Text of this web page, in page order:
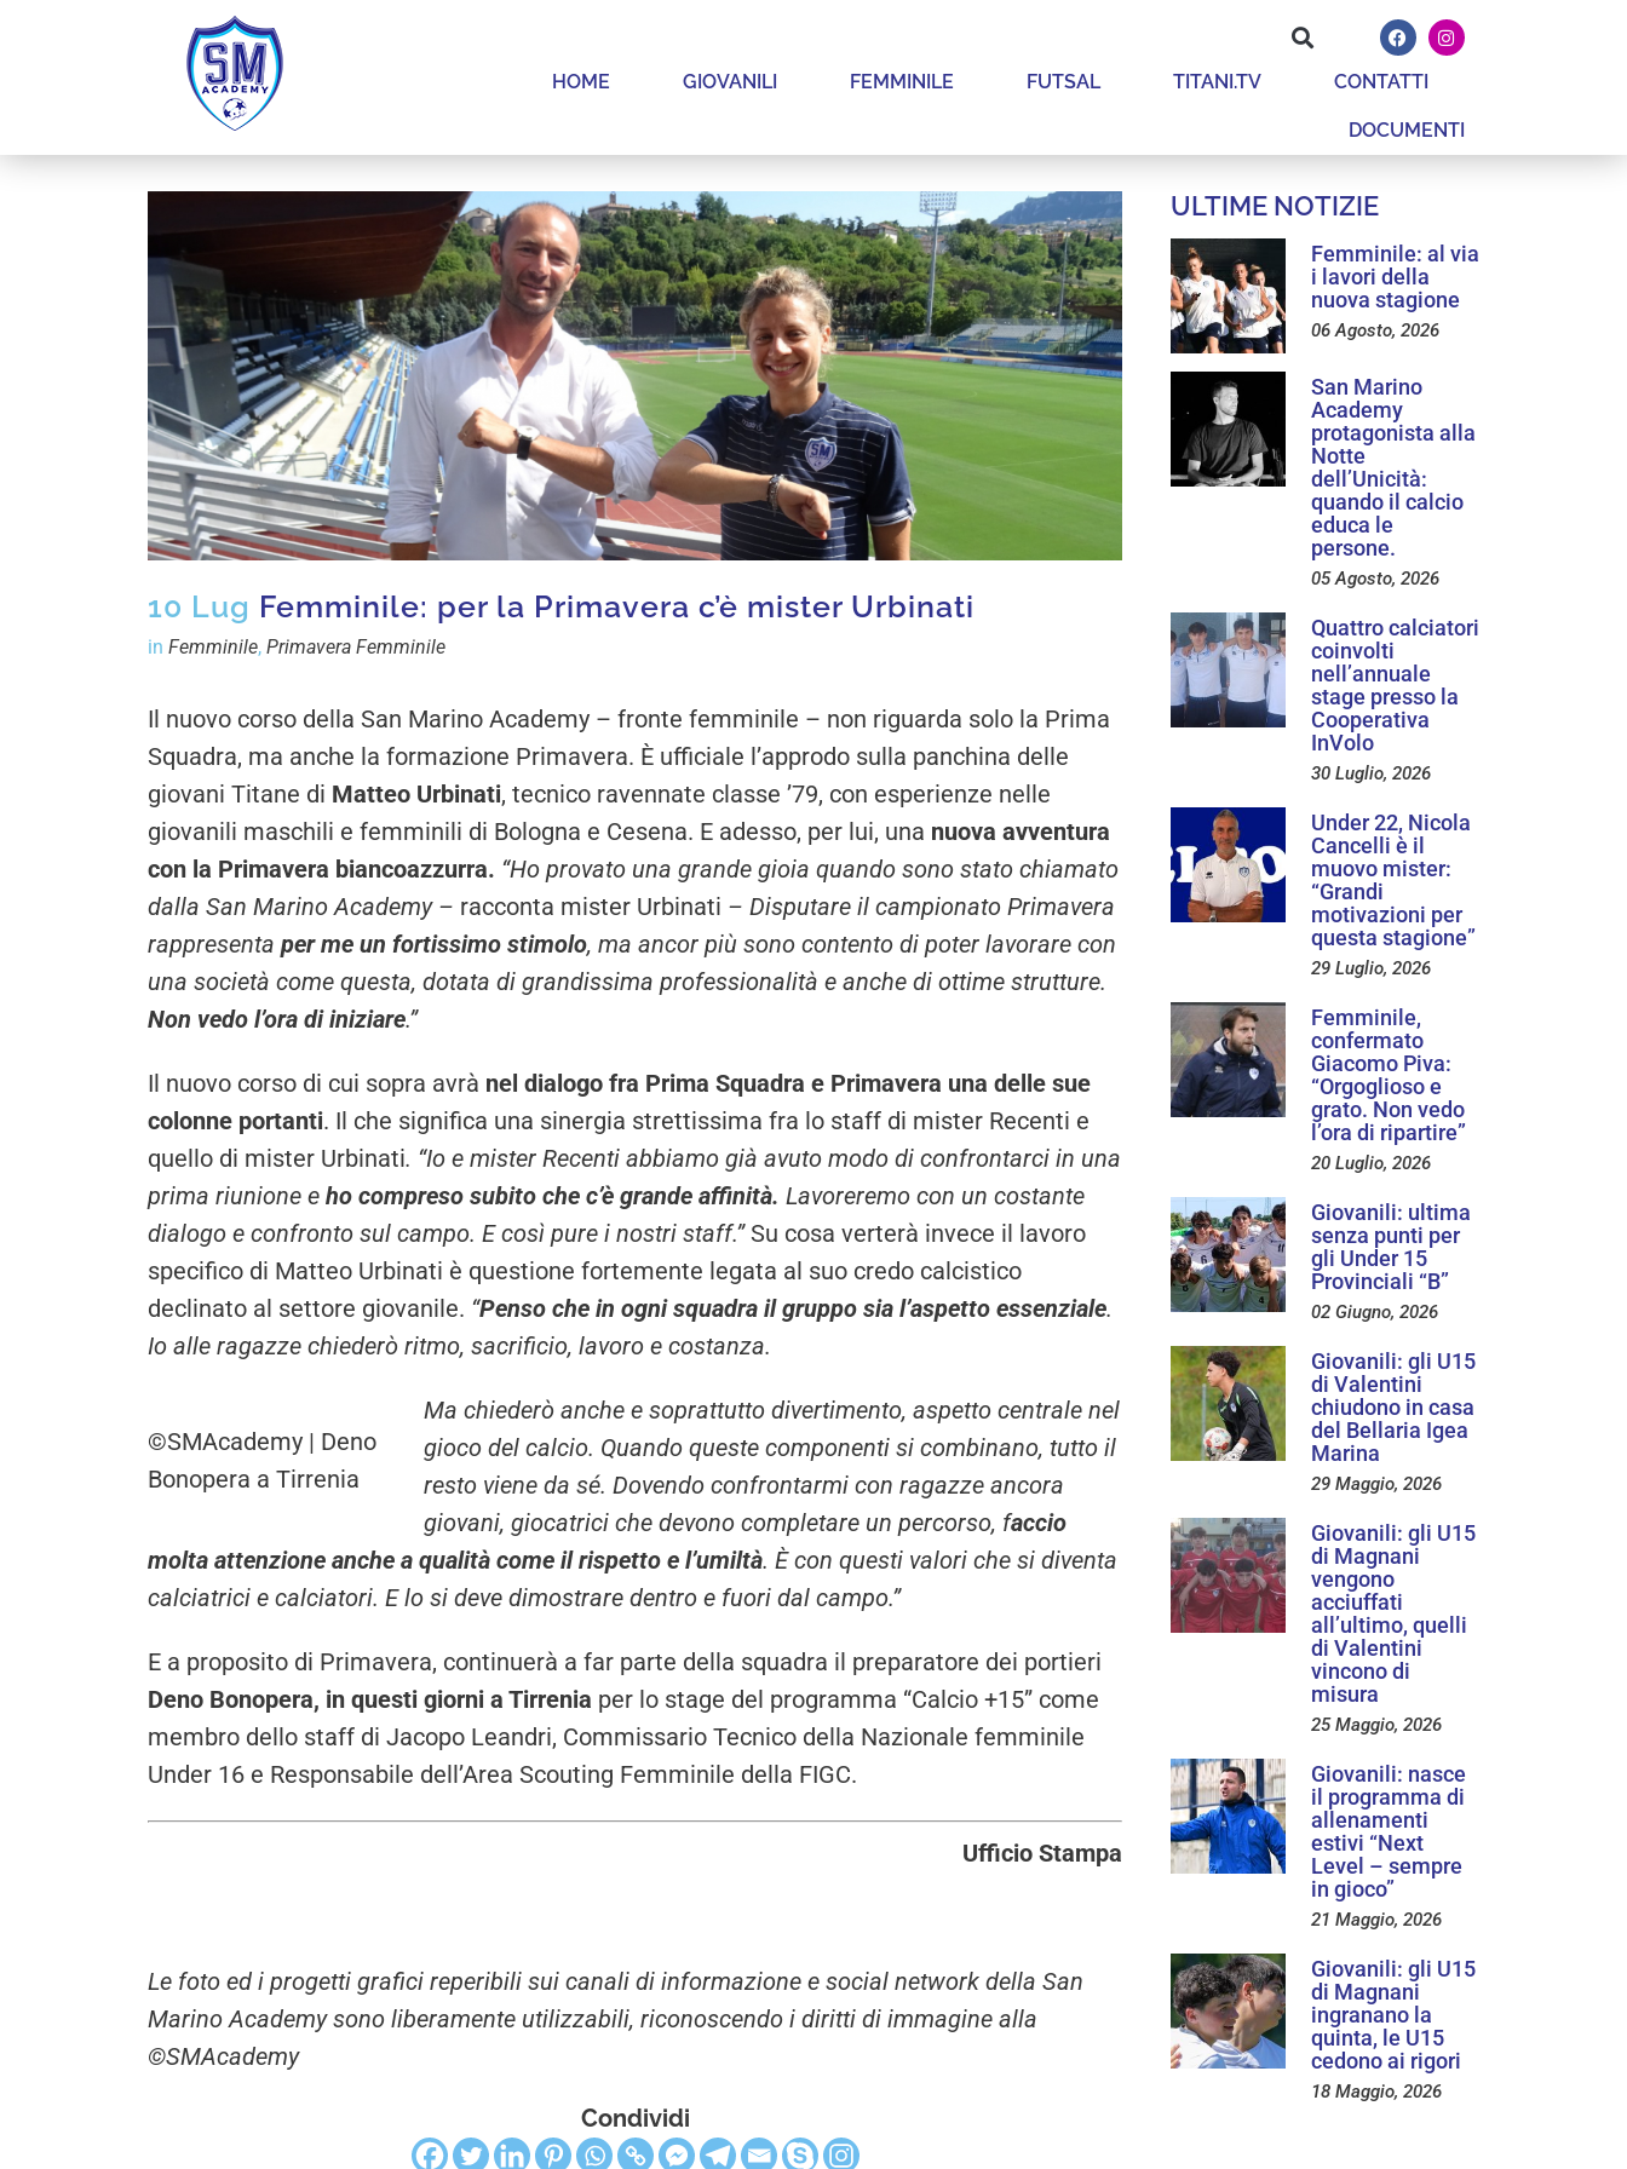
HOME GIOVANILI FEMMINILE FUTSAL TITANI.TV CONTATTI
DOCUMENTI
10 Lug Femminile: per la Primavera c’è mister Urbinati
in Femminile, Primavera Femminile
Il nuovo corso della San Marino Academy – fronte femminile – non riguarda solo la Prima
Squadra, ma anche la formazione Primavera. È ufficiale l’approdo sulla panchina delle
giovani Titane di Matteo Urbinati, tecnico ravennate classe ’79, con esperienze nelle
giovanili maschili e femminili di Bologna e Cesena. E adesso, per lui, una nuova avventura
con la Primavera biancoazzurra. “Ho provato una grande gioia quando sono stato chiamato
dalla San Marino Academy – racconta mister Urbinati – Disputare il campionato Primavera
rappresenta per me un fortissimo stimolo, ma ancor più sono contento di poter lavorare con
una società come questa, dotata di grandissima professionalità e anche di ottime strutture.
Non vedo l’ora di iniziare.”
Il nuovo corso di cui sopra avrà nel dialogo fra Prima Squadra e Primavera una delle sue
colonne portanti. Il che significa una sinergia strettissima fra lo staff di mister Recenti e
quello di mister Urbinati. “Io e mister Recenti abbiamo già avuto modo di confrontarci in una
prima riunione e ho compreso subito che c’è grande affinità. Lavoreremo con un costante
dialogo e confronto sul campo. E così pure i nostri staff.”Su cosa verterà invece il lavoro
specifico di Matteo Urbinati è questione fortemente legata al suo credo calcistico
declinato al settore giovanile. “Penso che in ogni squadra il gruppo sia l’aspetto essenziale.
Io alle ragazze chiederò ritmo, sacrificio, lavoro e costanza.
©SMAcademy | Deno
Bonopera a Tirrenia
Ma chiederò anche e soprattutto divertimento, aspetto centrale nel
gioco del calcio. Quando queste componenti si combinano, tutto il
resto viene da sé. Dovendo confrontarmi con ragazze ancora
giovani, giocatrici che devono completare un percorso, faccio
molta attenzione anche a qualità come il rispetto e l’umiltà. È con questi valori che si diventa
calciatrici e calciatori. E lo si deve dimostrare dentro e fuori dal campo.”
E a proposito di Primavera, continuerà a far parte della squadra il preparatore dei portieri
Deno Bonopera, in questi giorni a Tirrenia per lo stage del programma “Calcio +15” come
membro dello staff di Jacopo Leandri, Commissario Tecnico della Nazionale femminile
Under 16 e Responsabile dell’Area Scouting Femminile della FIGC.
Ufficio Stampa
Le foto ed i progetti grafici reperibili sui canali di informazione e social network della San
Marino Academy sono liberamente utilizzabili, riconoscendo i diritti di immagine alla
©SMAcademy
Condividi
ULTIME NOTIZIE
Femminile: al via
i lavori della
nuova stagione
06 Agosto, 2026
San Marino
Academy
protagonista alla
Notte
dell’Unicità:
quando il calcio
educa le
persone.
05 Agosto, 2026
Quattro calciatori
coinvolti
nell’annuale
stage presso la
Cooperativa
InVolo
30 Luglio, 2026
Under 22, Nicola
Cancelli è il
muovo mister:
“Grandi
motivazioni per
questa stagione”
29 Luglio, 2026
Femminile,
confermato
Giacomo Piva:
“Orgoglioso e
grato. Non vedo
l’ora di ripartire”
20 Luglio, 2026
Giovanili: ultima
senza punti per
gli Under 15
Provinciali “B”
02 Giugno, 2026
Giovanili: gli U15
di Valentini
chiudono in casa
del Bellaria Igea
Marina
29 Maggio, 2026
Giovanili: gli U15
di Magnani
vengono
acciuffati
all’ultimo, quelli
di Valentini
vincono di
misura
25 Maggio, 2026
Giovanili: nasce
il programma di
allenamenti
estivi “Next
Level – sempre
in gioco”
21 Maggio, 2026
Giovanili: gli U15
di Magnani
ingranano la
quinta, le U15
cedono ai rigori
18 Maggio, 2026